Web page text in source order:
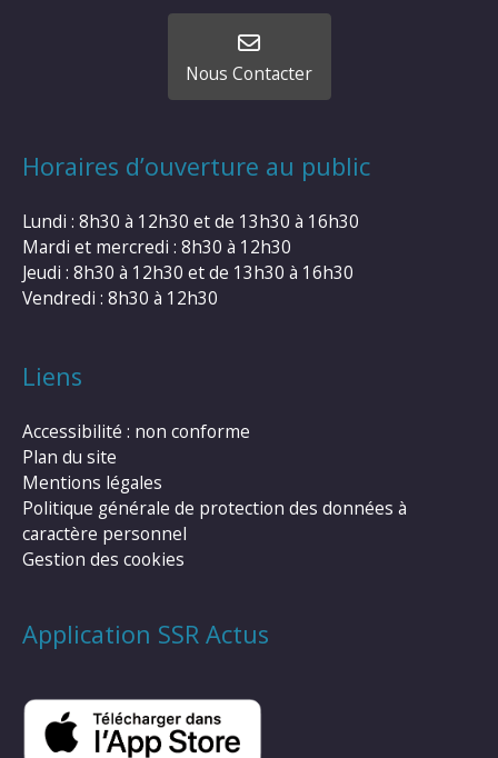
Nous Contacter
Horaires d’ouverture au public
Lundi : 8h30 à 12h30 et de 13h30 à 16h30
Mardi et mercredi : 8h30 à 12h30
Jeudi : 8h30 à 12h30 et de 13h30 à 16h30
Vendredi : 8h30 à 12h30
Liens
Accessibilité : non conforme
Plan du site
Mentions légales
Politique générale de protection des données à
caractère personnel
Gestion des cookies
Application SSR Actus